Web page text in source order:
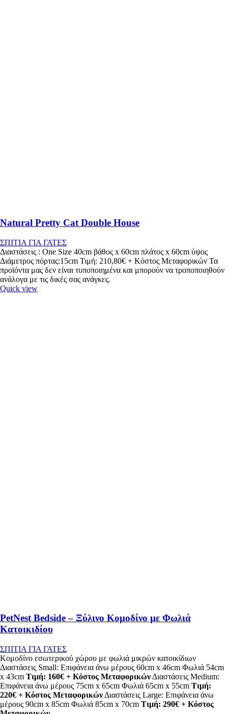
Natural Pretty Cat Double House
ΣΠΙΤΙΑ ΓΙΑ ΓΑΤΕΣ
Διαστάσεις : One Size 40cm βάθος x 60cm πλάτος x 60cm ύψος
Διάμετρος πόρτας:15cm Τιμή: 210,80€ + Κόστος Μεταφορικών Τα
προϊόντα μας δεν είναι τυποποιημένα και μπορούν να τροποποιηθούν
ανάλογα με τις δικές σας ανάγκες.
Quick view
PetNest Bedside – Ξύλινο Κομοδίνο με Φωλιά
Κατοικιδίου
ΣΠΙΤΙΑ ΓΙΑ ΓΑΤΕΣ
Κομοδίνο εσωτερικού χώρου με φωλιά μικρών κατοικίδιων
Διαστάσεις Small: Επιφάνεια άνω μέρους 60cm x 46cm Φωλιά 54cm
x 43cm Τιμή: 160€ + Κόστος Μεταφορικών Διαστάσεις Medium:
Επιφάνεια άνω μέρους 75cm x 65cm Φωλιά 65cm x 55cm Τιμή:
220€ + Κόστος Μεταφορικών Διαστάσεις Large: Επιφάνεια άνω
μέρους 90cm x 85cm Φωλιά 85cm x 70cm Τιμή: 290€ + Κόστος